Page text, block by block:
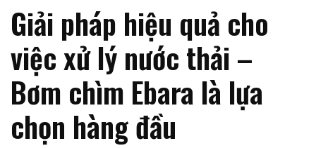
Giải pháp hiệu quả cho
việc xử lý nước thải –
Bơm chìm Ebara là lựa
chọn hàng đầu